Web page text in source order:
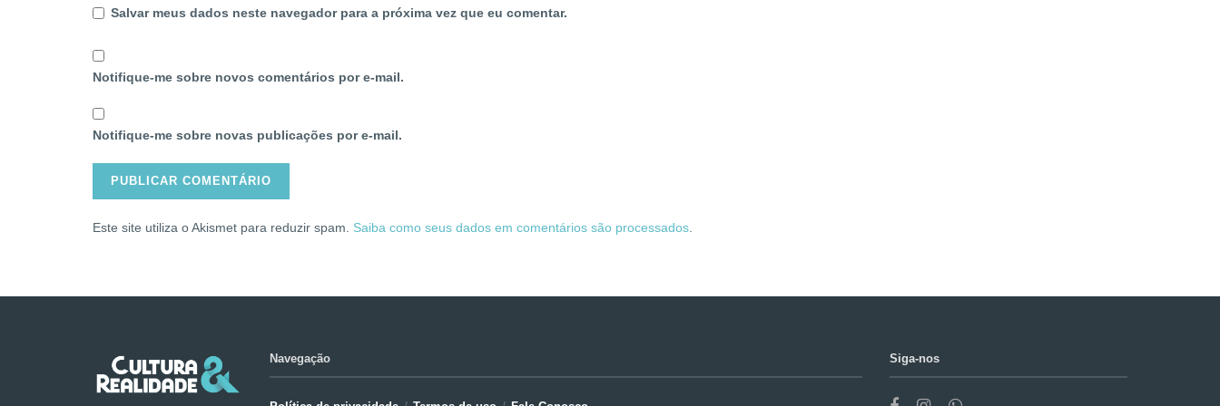
Salvar meus dados neste navegador para a próxima vez que eu comentar.
Notifique-me sobre novos comentários por e-mail.
Notifique-me sobre novas publicações por e-mail.
Este site utiliza o Akismet para reduzir spam. Saiba como seus dados em comentários são processados
Navegação Siga-nos